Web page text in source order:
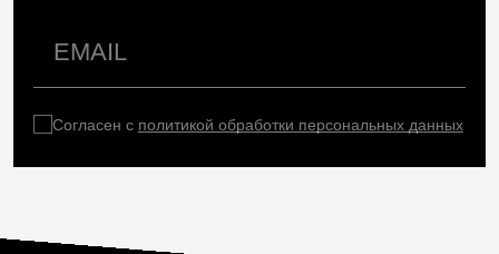
Согласен с политикой обработки персональных данных